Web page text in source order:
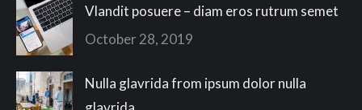
Vlandit posuere – diam eros rutrum semet
October 28, 2019
Nulla glavrida from ipsum dolor nulla